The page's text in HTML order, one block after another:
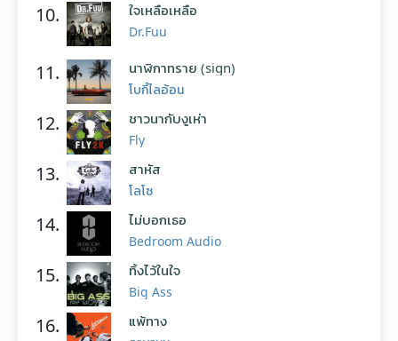
10. ใจเหลือเหลือ
Dr.Fuu
11. นาฬิกาทราย (sign)
โบกี้ไลอ้อน
12. ชาวนากับงูเห่า
Fly
13. สาหัส
โลโซ
14. ไม่บอกเธอ
Bedroom Audio
15. ทิ้งไว้ในใจ
Big Ass
16. แพ้ทาง